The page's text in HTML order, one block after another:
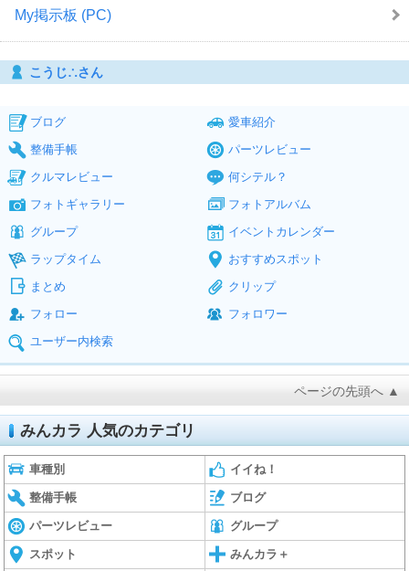
My掲示板 (PC)
こうじ∴さん
ブログ
愛車紹介
整備手帳
パーツレビュー
クルマレビュー
何シテル？
フォトギャラリー
フォトアルバム
グループ
イベントカレンダー
ラップタイム
おすすめスポット
まとめ
クリップ
フォロー
フォロワー
ユーザー内検索
ページの先頭へ ▲
みんカラ 人気のカテゴリ
車種別 イイね！
整備手帳 ブログ
パーツレビュー グループ
スポット みんカラ＋